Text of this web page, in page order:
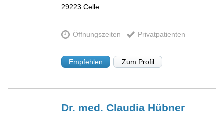
29223 Celle
Öffnungszeiten Privatpatienten
Empfehlen Zum Profil
Dr. med. Claudia Hübner